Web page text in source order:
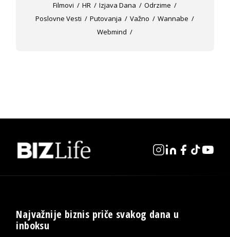
Filmovi
HR Izjava Dana
Odrzime
Poslovne Vesti
Putovanja Važno
Wannabe
Webmind
Najvažnije biznis priče svakog dana u
inboksu